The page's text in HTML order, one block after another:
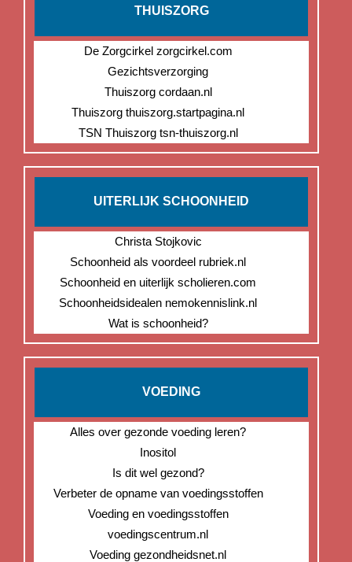
THUISZORG
De Zorgcirkel zorgcirkel.com
Gezichtsverzorging
Thuiszorg cordaan.nl
Thuiszorg thuiszorg.startpagina.nl
TSN Thuiszorg tsn-thuiszorg.nl
UITERLIJK SCHOONHEID
Christa Stojkovic
Schoonheid als voordeel rubriek.nl
Schoonheid en uiterlijk scholieren.com
Schoonheidsidealen nemokennislink.nl
Wat is schoonheid?
VOEDING
Alles over gezonde voeding leren?
Inositol
Is dit wel gezond?
Verbeter de opname van voedingsstoffen
Voeding en voedingsstoffen
voedingscentrum.nl
Voeding gezondheidsnet.nl